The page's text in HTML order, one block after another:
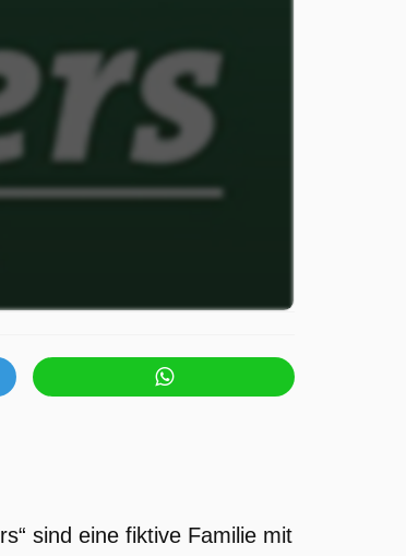
sind eine fiktive Familie mit